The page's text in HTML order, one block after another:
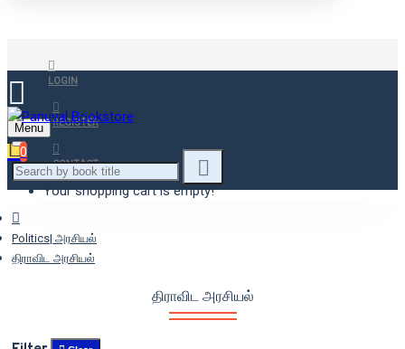
LOGIN
REGISTER
CONTACT
Menu
0
Your shopping cart is empty!
Politics| அரசியல்
திராவிட அரசியல்
திராவிட அரசியல்